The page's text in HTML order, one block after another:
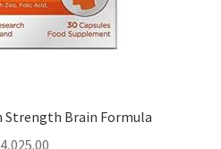
Strength Brain Formula
4,025.00